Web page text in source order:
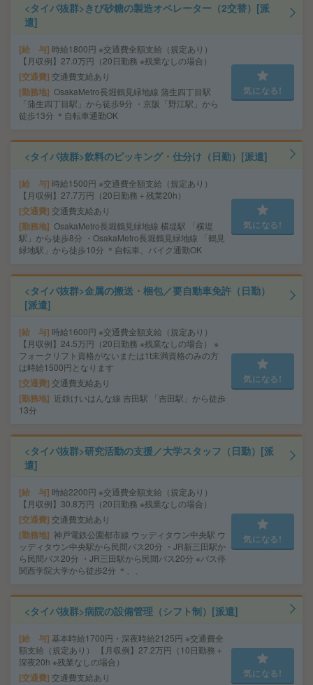
<タイパ抜群>きび砂糖の製造オペレーター（2交替）[派
遣]
給 与 時給1800円 ※交通費全額支給（規定あり）
【月収例】27.0万円（20日勤務 ※残業なしの場合）
交通費 交通費支給あり
勤務地 OsakaMetro長堀鶴見緑地線 蒲生四丁目駅
「蒲生四丁目駅」から徒歩9分 ・京阪「野江駅」から
徒歩13分 ＊自転車通勤OK
気になる!
<タイパ抜群>飲料のピッキング・仕分け（日勤）[派遣]
給 与 時給1500円 ※交通費全額支給（規定あり）
【月収例】27.7万円（20日勤務＋残業20h）
交通費 交通費支給あり
勤務地 OsakaMetro長堀鶴見緑地線 横堤駅 「横堤
駅」から徒歩8分 ・OsakaMetro長堀鶴見緑地線 「鶴見
緑地駅」から徒歩10分 ＊自転車、バイク通勤OK
気になる!
<タイパ抜群>金属の搬送・梱包／要自動車免許（日勤）
[派遣]
給 与 時給1600円 ※交通費全額支給（規定あり）
【月収例】24.5万円（20日勤務 ※残業なしの場合） ※
フォークリフト資格がないまたは1t未満資格のみの方
は時給1500円となります
交通費 交通費支給あり
勤務地
近鉄けいはんな線 吉田駅 「吉田駅」から徒歩
13分
気になる!
<タイパ抜群>研究活動の支援／大学スタッフ（日勤）[派
遣]
給 与 時給2200円 ※交通費全額支給（規定あり）
【月収例】30.8万円（20日勤務 ※残業なしの場合）
交通費 交通費支給あり
勤務地 神戸電鉄公園都市線 ウッディタウン中央駅 ウ
ッディタウン中央駅から民間バス20分 ・JR新三田駅か
ら民間バス20分 ・JR三田駅から民間バス20分 ※バス停
関西学院大学から徒歩2分 ＊、、
気になる!
<タイパ抜群>病院の設備管理（シフト制）[派遣]
給 与 基本時給1700円・深夜時給2125円 ※交通費全
額支給（規定あり） 【月収例】27.2万円（10日勤務＋
深夜20h ※残業なしの場合）
交通費 交通費支給あり 気になる!